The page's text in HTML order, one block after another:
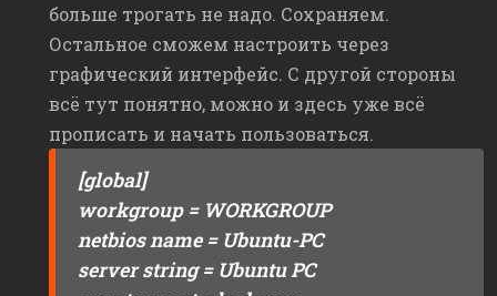
больше трогать не надо. Сохраняем.
Остальное сможем настроить через
графический интерфейс. С другой стороны
всё тут понятно, можно и здесь уже всё
прописать и начать пользоваться.
[global]
workgroup = WORKGROUP
netbios name = Ubuntu-PC
server string = Ubuntu PC